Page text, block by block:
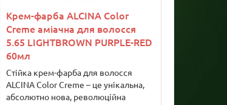
Крем-фарба ALCINA Color
Creme аміачна для волосся
5.65 LIGHTBROWN PURPLE-RED
60мл
Стійка крем-фарба для волосся
ALCINA Color Creme – це унікальна,
абсолютно нова, революційна